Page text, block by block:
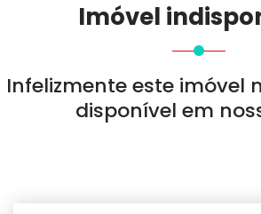
Imóvel
Infelizmente este imóvel
disponível em